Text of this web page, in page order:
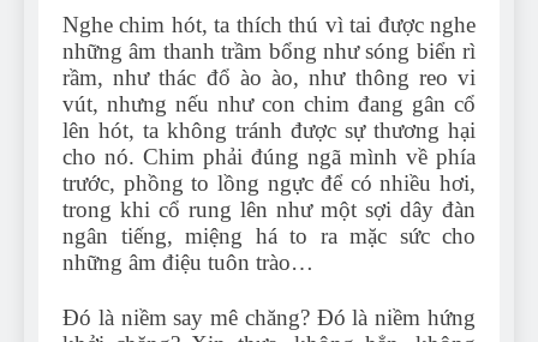
Nghe chim hót, ta thích thú vì tai được nghe
những âm thanh trầm bổng như sóng biển rì
rầm, như thác đổ ào ào, như thông reo vi
vút, nhưng nếu như con chim đang gân cổ
lên hót, ta không tránh được sự thương hại
cho nó. Chim phải đúng ngã mình về phía
trước, phồng to lồng ngực để có nhiều hơi,
trong khi cổ rung lên như một sợi dây đàn
ngân tiếng, miệng há to ra mặc sức cho
những âm điệu tuôn trào…
Đó là niềm say mê chăng? Đó là niềm hứng